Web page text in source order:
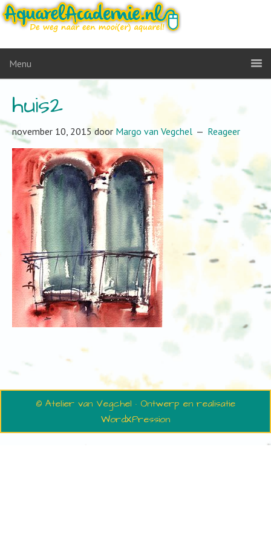
Menu
huis2
november 10, 2015door Margo van Vegchel Reageer
© Atelier van Vegchel · Ontwerp en realisatie
WordXPression